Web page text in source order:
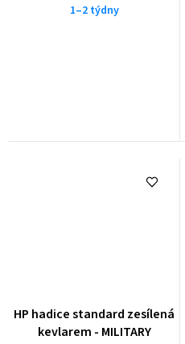
1–2 týdny
HP hadice standard zesílená
kevlarem - MILITARY